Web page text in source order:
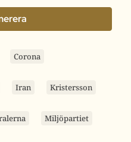
Corona
Iran Kristersson
Miljöpartiet